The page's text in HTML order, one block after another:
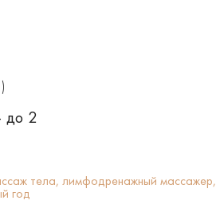
до 2
тела, лимфодренажный массажер,
год